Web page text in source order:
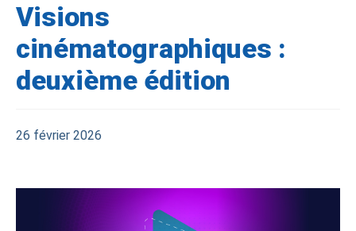
Visions
cinématographiques :
deuxième édition
26 février 2026